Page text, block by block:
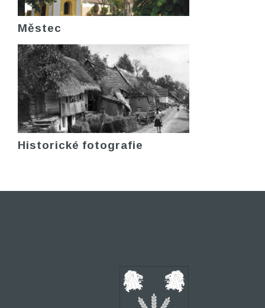
Městec
Historické fotografie